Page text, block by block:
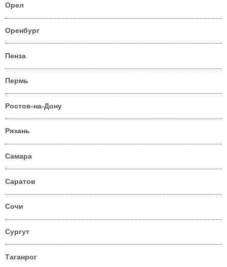
Орел
Оренбург
Пенза
Пермь
Ростов-на-Дону
Рязань
Самара
Саратов
Сочи
Сургут
Таганрог